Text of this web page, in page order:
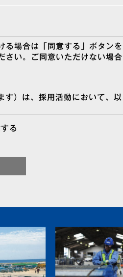
る場合は「同意する」ボタンを
さい。ご同意いただけない場合
）は、採用活動において、以
務経歴書等）は安全に管理し
りますのでご了承下さい。
身体状況に関する情報を収集す
報を第三者に提供することはあ
る